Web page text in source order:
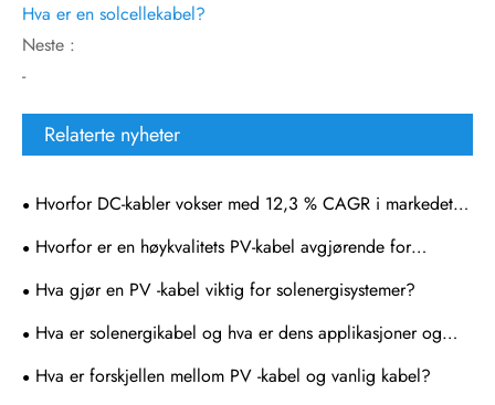
Hva er en solcellekabel?
Neste :
-
Relaterte nyheter
Hvorfor DC-kabler vokser med 12,3 % CAGR i markedet
for solcellekabel
Hvorfor er en høykvalitets PV-kabel avgjørende for
pålitelige solcellesystemer?
Hva gjør en PV -kabel viktig for solenergisystemer?
Hva er solenergikabel og hva er dens applikasjoner og
bruk?
Hva er forskjellen mellom PV -kabel og vanlig kabel?